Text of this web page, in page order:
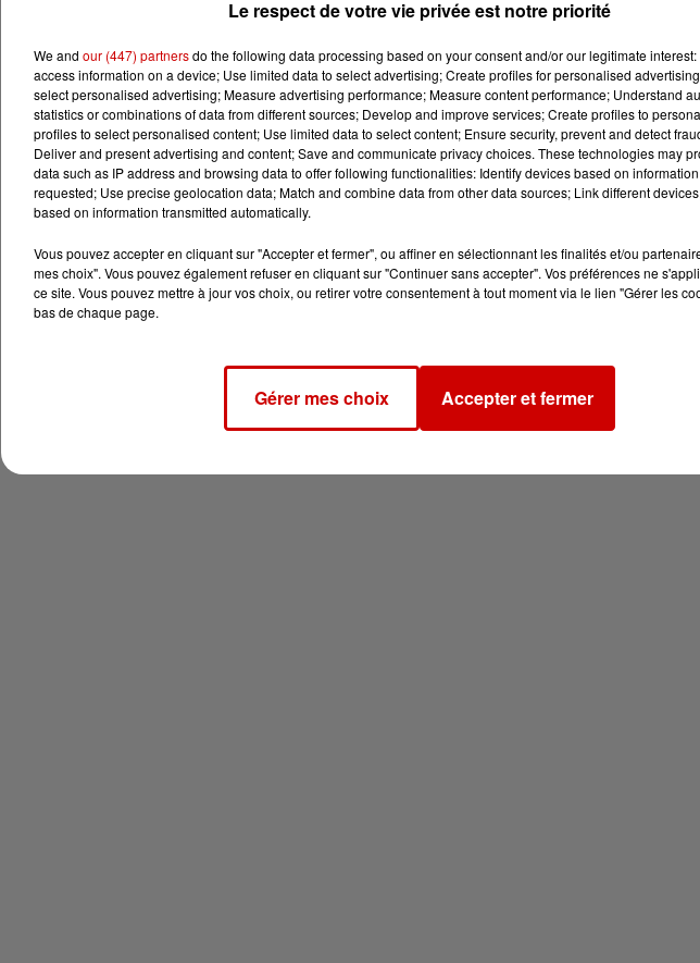
Le respect de votre vie privée est notre priorité
We and our (447) partnersdo the following data processing based on your consent and/or our legitimate
access information on a device; Use limited data to select advertising; Create profiles for personalised
select personalised advertising; Measure advertising performance; Measure content performance; Understand
statistics or combinations of data from different sources; Develop and improve services; Create profiles to
profiles to select personalised content; Use limited data to select content; Ensure security, prevent and detect
Deliver and present advertising and content; Save and communicate privacy choices. These technologies may
data such as IP address and browsing data to offer following functionalities: Identify devices based on
requested; Use precise geolocation data; Match and combine data from other data sources; Link different
based on information transmitted automatically.
Vous pouvez accepter en cliquant sur "Accepter et fermer", ou affiner en sélectionnant les finalités et/ou
mes choix". Vous pouvez également refuser en cliquant sur "Continuer sans accepter". Vos préférences ne
ce site. Vous pouvez mettre à jour vos choix, ou retirer votre consentement à tout moment via le lien "Gérer les
bas de chaque page.
Gérer mes choix Accepter et fermer